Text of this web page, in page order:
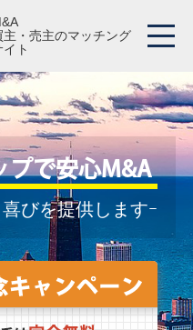
主・売主のマッチング
イト
プで安心M&A
びを提供しますｰ